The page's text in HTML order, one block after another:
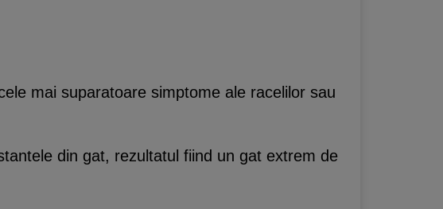
mai suparatoare simptome ale racelilor sau
din gat, rezultatul fiind un gat extrem de